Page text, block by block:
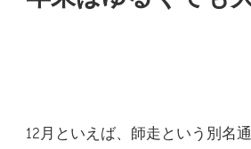
12月といえば、師走という別名